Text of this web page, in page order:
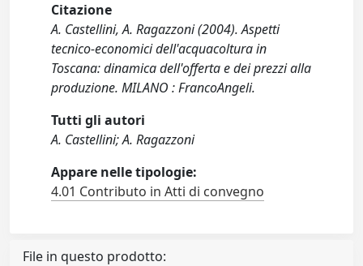
Citazione
A. Castellini, A. Ragazzoni (2004). Aspetti
tecnico-economici dell'acquacoltura in
Toscana: dinamica dell'offerta e dei prezzi alla
produzione. MILANO : FrancoAngeli.
Tutti gli autori
A. Castellini; A. Ragazzoni
Appare nelle tipologie:
4.01 Contributo in Atti di convegno
File in questo prodotto: